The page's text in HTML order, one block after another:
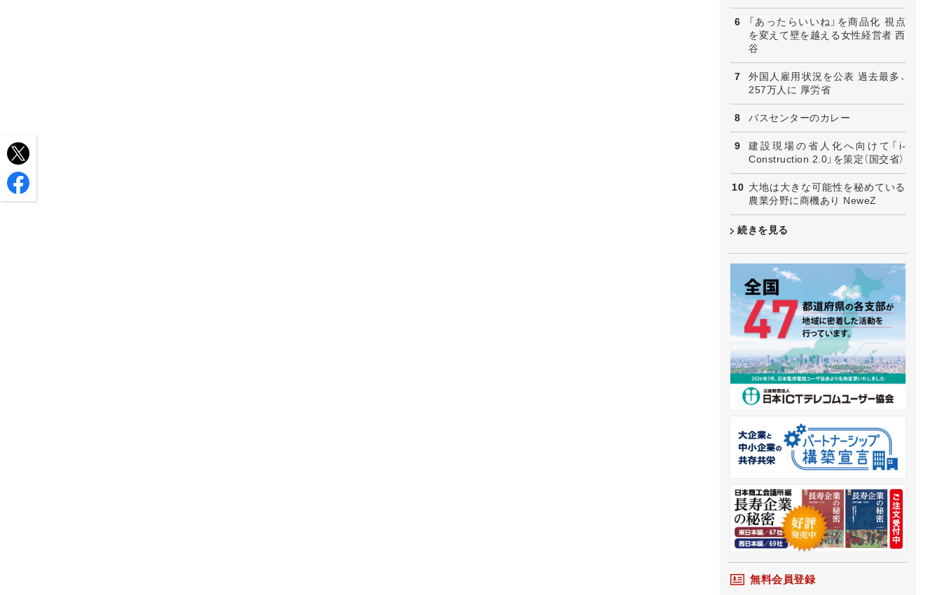
「あったらいいね」を商品化 視点
を変えて壁を越える女性経営者 西
谷
外国人雇用状況を公表 過去最多、
257万人に 厚労省
バスセンターのカレー
建設現場の省人化へ向けて「i-
Construction 2.0」を策定（国交省）
大地は大きな可能性を秘めている
農業分野に商機あり NeweZ
続きを見る
無料会員登録